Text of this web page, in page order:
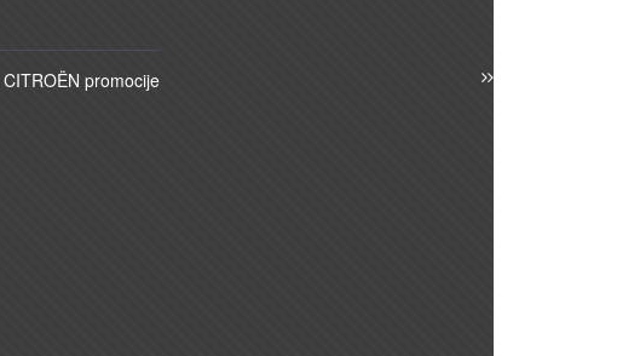
CITROËN promocije